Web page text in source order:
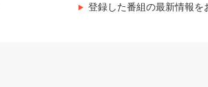
登録した番組の最新情報を